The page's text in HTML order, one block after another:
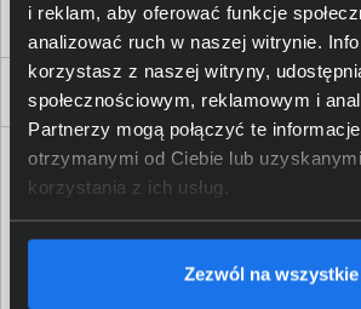
i reklam, aby oferować funkcje
analizować ruch w naszej witrynie.
korzystasz z naszej witryny,
społecznościowym, reklamowym i
Partnerzy mogą połączyć te
otrzymanymi od Ciebie lub
korzystania z ich usług.
Zezwól na wszystkie
Zakupy
Delkom 2000